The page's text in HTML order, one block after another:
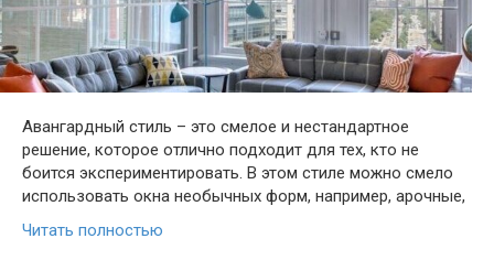
Авангардный стиль – это смелое и нестандартное
решение, которое отлично подходит для тех, кто не
боится экспериментировать. В этом стиле можно смело
использовать окна необычных форм, например, арочные,
Читать полностью